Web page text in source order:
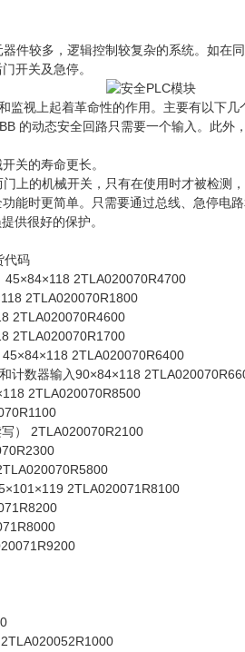
件较多，逻辑控制较复杂的系统。如在
开关及急停。
监视上起着革命性的作用。主要有以下几
的动态安全回路只需要一个输入。此
关的寿命更长。
上的机械开关，只有在使用时才被检测
能时更简单。只需要通过总线、急停电
供很好的保护。
代码
2TLA020070R4700
2TLA020070R1800
2TLA020070R4600
2TLA020070R1700
2TLA020070R6400
计数器输入90×84×118
2TLA020070R8500
） 2TLA020070R2100
2TLA020071R8100